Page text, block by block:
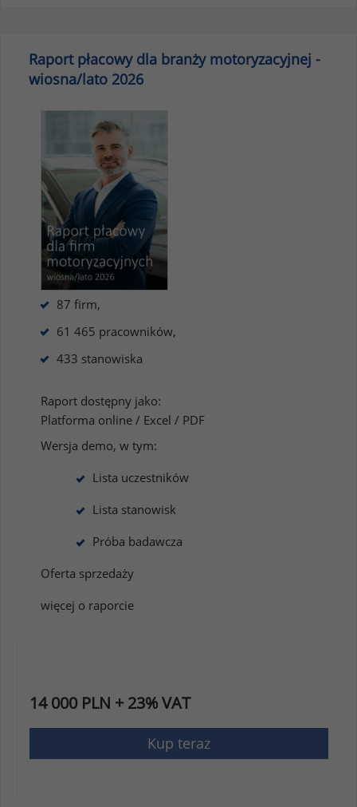
Raport płacowy dla branży motoryzacyjnej -
wiosna/lato 2026
87 firm,
61 465 pracowników,
433 stanowiska
Raport dostępny jako:
Platforma online / Excel / PDF
Wersja demo, w tym:
Lista uczestników
Lista stanowisk
Próba badawcza
Oferta sprzedaży
więcej o raporcie
14 000 PLN + 23% VAT
Kup teraz